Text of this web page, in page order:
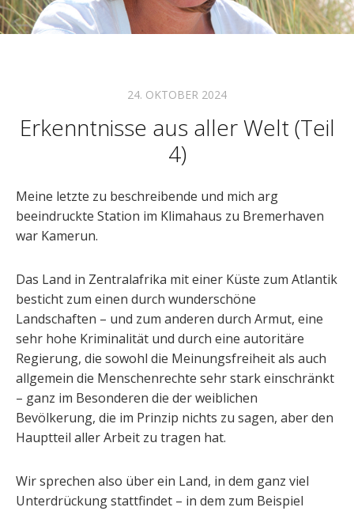
24. OKTOBER 2024
Erkenntnisse aus aller Welt (Teil
4)
Meine letzte zu beschreibende und mich arg
beeindruckte Station im Klimahaus zu Bremerhaven
war Kamerun.
Das Land in Zentralafrika mit einer Küste zum Atlantik
besticht zum einen durch wunderschöne
Landschaften – und zum anderen durch Armut, eine
sehr hohe Kriminalität und durch eine autoritäre
Regierung, die sowohl die Meinungsfreiheit als auch
allgemein die Menschenrechte sehr stark einschränkt
– ganz im Besonderen die der weiblichen
Bevölkerung, die im Prinzip nichts zu sagen, aber den
Hauptteil aller Arbeit zu tragen hat.
Wir sprechen also über ein Land, in dem ganz viel
Unterdrückung stattfindet – in dem zum Beispiel